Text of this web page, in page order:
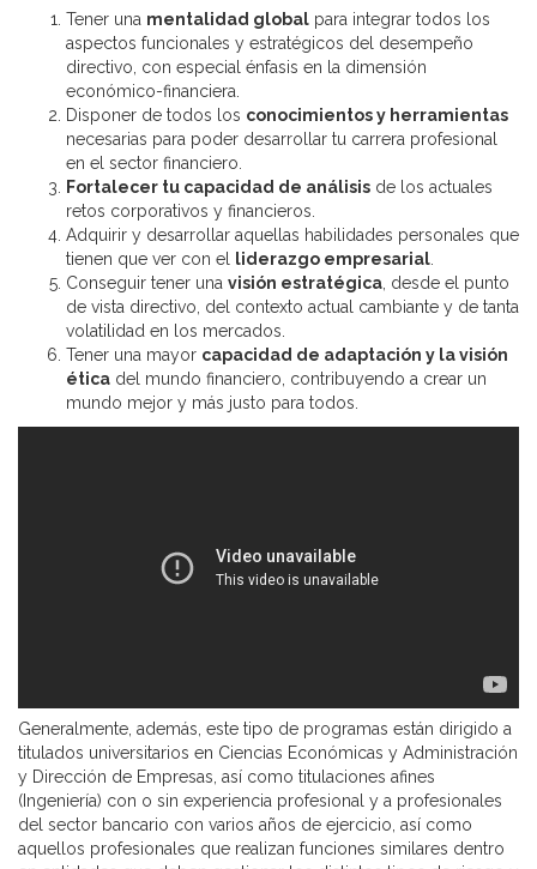
Tener una mentalidad global para integrar todos los
aspectos funcionales y estratégicos del desempeño
directivo, con especial énfasis en la dimensión
económico-financiera.
Disponer de todos los conocimientos y herramientas
necesarias para poder desarrollar tu carrera profesional
en el sector financiero.
Fortalecer tu capacidad de análisis de los actuales
retos corporativos y financieros.
Adquirir y desarrollar aquellas habilidades personales que
tienen que ver con el
liderazgo empresarial
Conseguir tener una visión estratégica , desde el punto
de vista directivo, del contexto actual cambiante y de tanta
volatilidad en los mercados.
Tener una mayor capacidad de adaptación y la visión
ética del mundo financiero, contribuyendo a crear un
mundo mejor y más justo para todos.
Generalmente, además, este tipo de programas están dirigido a
titulados universitarios en Ciencias Económicas y Administración
y Dirección de Empresas, así como titulaciones afines
(Ingeniería) con o sin experiencia profesional y a profesionales
del sector bancario con varios años de ejercicio, así como
aquellos profesionales que realizan funciones similares dentro